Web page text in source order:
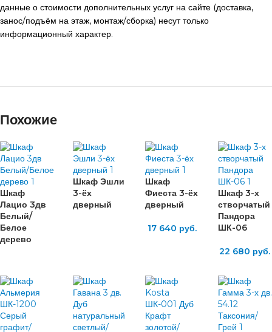
данные о стоимости дополнительных услуг на сайте (доставка,
занос/подъём на этаж, монтаж/сборка) несут только
информационный характер.
Похожие
Шкаф
Лацио 3дв
Белый/
Белое
дерево
Шкаф Эшли
3-ёх
дверный
Шкаф
Фиеста 3-ёх
дверный
17 640 руб.
Шкаф 3-х
створчатый
Пандора
ШК-06
22 680 руб.